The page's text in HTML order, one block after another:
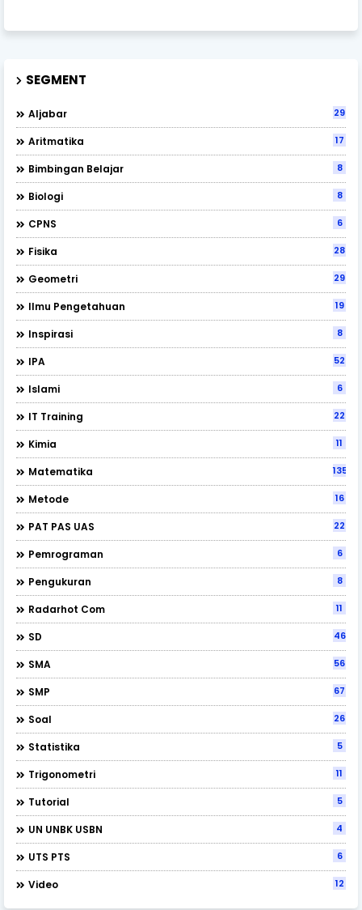
SEGMENT
Aljabar 29
Aritmatika 17
Bimbingan Belajar 8
Biologi 8
CPNS 6
Fisika 28
Geometri 29
Ilmu Pengetahuan 19
Inspirasi 8
IPA 52
Islami 6
IT Training 22
Kimia 11
Matematika 135
Metode 16
PAT PAS UAS 22
Pemrograman 6
Pengukuran 8
Radarhot Com 11
SD 46
SMA 56
SMP 67
Soal 26
Statistika 5
Trigonometri 11
Tutorial 5
UN UNBK USBN 4
UTS PTS 6
Video 12